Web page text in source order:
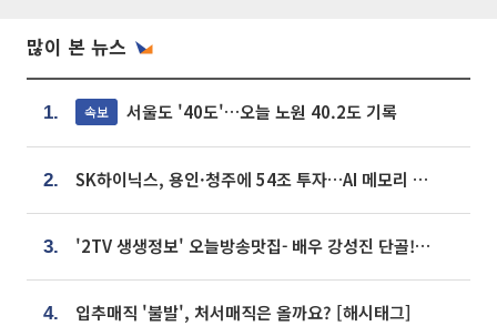
많이 본 뉴스
1. 속보 서울도 '40도'…오늘 노원 40.2도 기록
2. SK하이닉스, 용인·청주에 54조 투자…AI 메모리 생산기지 키운다
3. '2TV 생생정보' 오늘방송맛집- 배우 강성진 단골! 쌀국수ㆍ푸팟퐁 커리 맛집 '블○○○'
4. 입추매직 '불발', 처서매직은 올까요? [해시태그]